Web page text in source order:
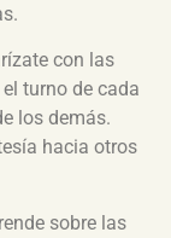
con las
turno de cada
los demás.
hacia otros
sobre las